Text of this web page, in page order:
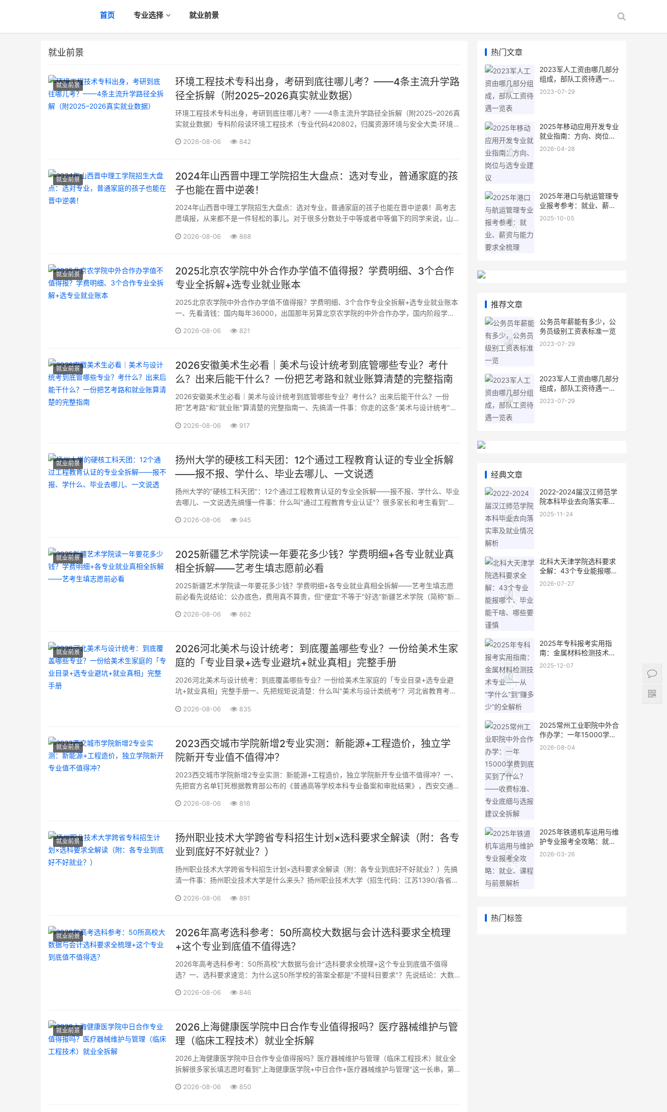
首页 专业选择 就业前景
就业前景
就业前景
环境工程技术专科出身，考研到底往哪儿考？——4条主流升学路
径全拆解（附2025–2026真实就业数据）
环境工程技术专科出身，考研到底往哪儿考？——4条主流升学路径全拆解（附2025–2026真
实就业数据）专科阶段读环境工程技术（专业代码420802，归属资源环境与安全大类·环境保
个方向才···
2026-08-06 842
就业前景
2024年山西晋中理工学院招生大盘点：选对专业，普通家庭的孩
子也能在晋中逆袭！
2024年山西晋中理工学院招生大盘点：选对专业，普通家庭的孩子也能在晋中逆袭！高考志
愿填报，从来都不是一件轻松的事儿。对于很多分数处于中等或者中等偏下的同学来说，山西
炉，为了让大家提前心里有底···
2026-08-06 868
就业前景
2025北京农学院中外合作办学值不值得报？学费明细、3个合作
专业全拆解+选专业就业账本
2025北京农学院中外合作办学值不值得报？学费明细、3个合作专业全拆解+选专业就业账本
一、先看清钱：国内每年36000，出国那年另算北京农学院的中外合作办学，国内阶段学费
制国际经济与贸易（中外合作办学）英国·哈珀亚当斯大学3+136000元/年无特殊限制食品科
2026-08-06 821
就业前景
2026安徽美术生必看｜美术与设计统考到底管哪些专业？考什
么？出来后能干什么？一份把艺考路和就业账算清楚的完整指南
2026安徽美术生必看｜美术与设计统考到底管哪些专业？考什么？出来后能干什么？一份
把"艺考路"和"就业账"算清楚的完整指南一、先搞清一件事：你走的这条"美术与设计统考"路
纳专业最多的一个赛道。只要你意···
2026-08-06 917
就业前景
扬州大学的硬核工科天团：12个通过工程教育认证的专业全拆解
——报不报、学什么、毕业去哪儿、一文说透
扬州大学的"硬核工科天团"：12个通过工程教育认证的专业全拆解——报不报、学什么、毕业
去哪儿、一文说透先搞懂一件事：什么叫"通过工程教育专业认证"？很多家长和考生看到"工
专业里的"ISO···
2026-08-06 945
就业前景
2025新疆艺术学院读一年要花多少钱？学费明细+各专业就业真
相全拆解——艺考生填志愿前必看
2025新疆艺术学院读一年要花多少钱？学费明细+各专业就业真相全拆解——艺考生填志愿
前必看先说结论：公办底色，费用真不算贵，但"便宜"不等于"好选"新疆艺术学院（简称"新
是有的。但读艺···
2026-08-06 862
就业前景
2026河北美术与设计统考：到底覆盖哪些专业？一份给美术生家
庭的「专业目录+选专业避坑+就业真相」完整手册
2026河北美术与设计统考：到底覆盖哪些专业？一份给美术生家庭的「专业目录+选专业避
坑+就业真相」完整手册一、先把规矩说清楚：什么叫"美术与设计类统考"？河北省教育考试
2026-08-06 835
就业前景
2023西交城市学院新增2专业实测：新能源+工程造价，独立学
院新开专业值不值得冲？
2023西交城市学院新增2专业实测：新能源+工程造价，独立学院新开专业值不值得冲？一、
先把官方名单钉死根据教育部公布的《普通高等学校本科专业备案和审批结果》，西安交通大
名称授予学位修业年限年度1西安交通大学城市学院080503T新能源科学与工程工学四年
2026-08-06 816
就业前景
扬州职业技术大学跨省专科招生计划×选科要求全解读（附：各专
业到底好不好就业？）
扬州职业技术大学跨省专科招生计划×选科要求全解读（附：各专业到底好不好就业？）先搞
清一件事：扬州职业技术大学是什么来头？扬州职业技术大学（招生代码：江苏1390/各省代
2026-08-06 891
就业前景
2026年高考选科参考：50所高校大数据与会计选科要求全梳理
+这个专业到底值不值得选？
2026年高考选科参考：50所高校"大数据与会计"选科要求全梳理+这个专业到底值不值得
选？一、选科要求速览：为什么这50所学校的答案全都是"不提科目要求"？先说结论：大数
少省份文理兼收、职教高考"三校生"也能报。你手上的这份清单，覆盖了从华北理工大学、东
2026-08-06 846
就业前景
2026上海健康医学院中日合作专业值得报吗？医疗器械维护与管
理（临床工程技术）就业全拆解
2026上海健康医学院中日合作专业值得报吗？医疗器械维护与管理（临床工程技术）就业全
拆解很多家长填志愿时看到"上海健康医学院+中日合作+医疗器械维护与管理"这一长串，第
外合作是不是智商税？今天把这块掰开揉碎讲清楚，顺带聊聊2026年这个节点，选这类"医工
2026-08-06 850
热门文章
2023军人工资由哪几部分
组成，部队工资待遇一览
表
2023-07-29
2025年移动应用开发专业
就业指南：方向、岗位与
选专业建议
2026-04-28
2025年港口与航运管理专
业报考参考：就业、薪资
与能力要求全梳理
2025-10-05
推荐文章
公务员年薪能有多少，公
务员级别工资表标准一览
2023-07-29
2023军人工资由哪几部分
组成，部队工资待遇一览
表
2023-07-29
经典文章
2022-2024届汉江师范学
院本科毕业去向落实率及
就业情况解析
2025-11-24
北科大天津学院选科要求
全解：43个专业能报哪
个、毕业能干啥、哪些要
2026-07-27
2025年专科报考实用指
南：金属材料检测技术专
业——从“学什么”到“赚多
2025-12-07
2025常州工业职院中外合
作办学：一年15000学费
到底买到了什么？——收
2026-08-04
2025年铁道机车运用与维
护专业报考全攻略：就
业、课程与前景解析
2026-03-26
热门标签